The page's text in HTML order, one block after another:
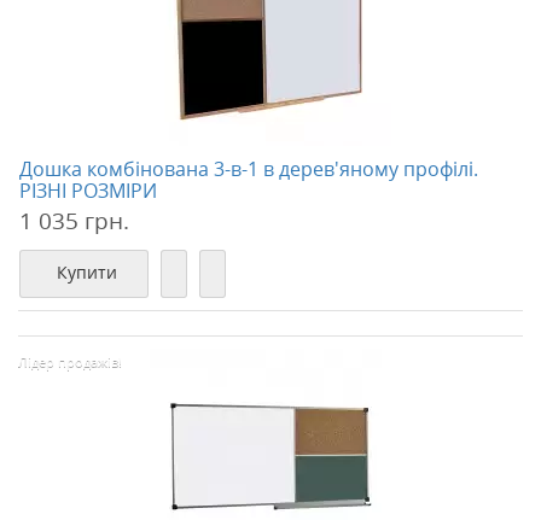
Дошка комбінована 3-в-1 в дерев'яному профілі.
РІЗНІ РОЗМІРИ
1 035 грн.
Купити
Лідер продажів!